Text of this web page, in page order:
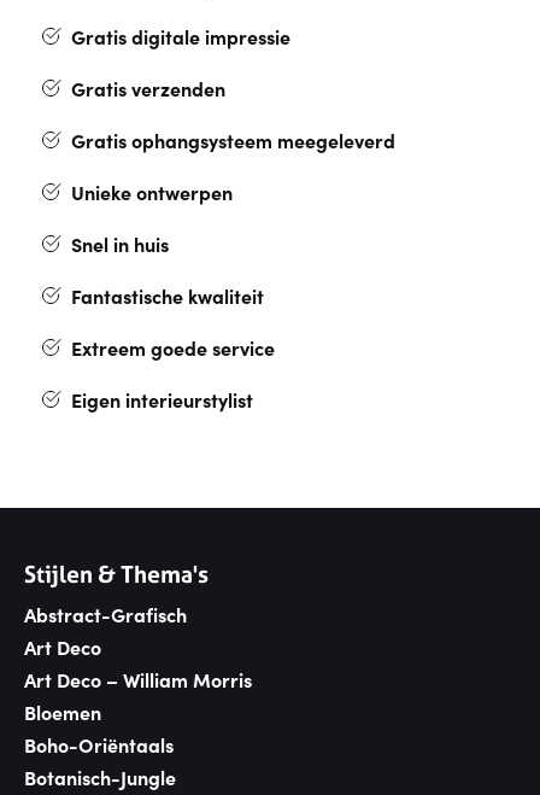
Gratis digitale impressie
Gratis verzenden
Gratis ophangsysteem meegeleverd
Unieke ontwerpen
Snel in huis
Fantastische kwaliteit
Extreem goede service
Eigen interieurstylist
Stijlen & Thema's
Abstract-Grafisch
Art Deco
Art Deco – William Morris
Bloemen
Boho-Oriëntaals
Botanisch-Jungle